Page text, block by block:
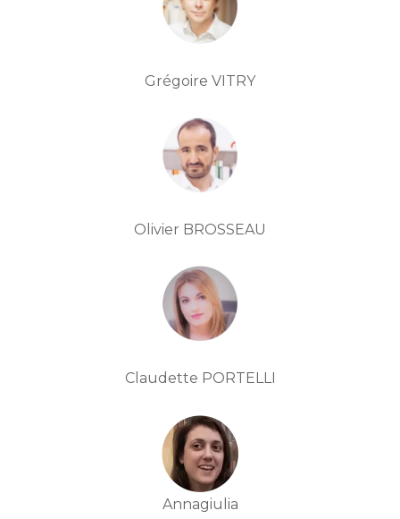
Grégoire VITRY
Olivier BROSSEAU
Claudette PORTELLI
Annagiulia